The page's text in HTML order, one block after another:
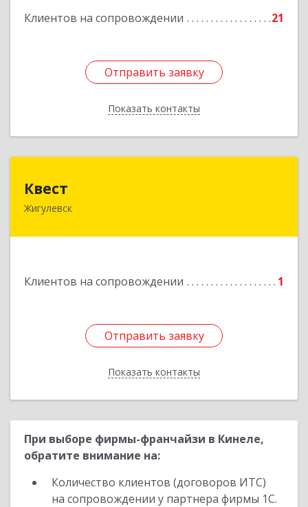
Клиентов на сопровождении 21
Отправить заявку
Показать контакты
Подробнее
Отправить заявку
Назад
Квест
Жигулевск
Клиентов на сопровождении 1
Отправить заявку
Показать контакты
445350, Самарская обл., Жигулевск, ул.Пушкина,
Отправить заявку
Назад
При выборе фирмы-франчайзи в Кинеле,
обратите внимание на:
Количество клиентов (договоров ИТС)
на сопровождении у партнера фирмы 1С.